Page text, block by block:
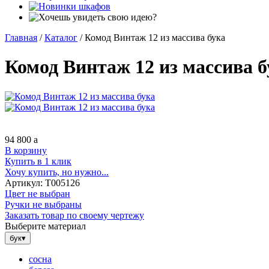
Главная / Каталог / Комод Винтаж 12 из массива бука
Комод Винтаж 12 из массива
94 800 a
В корзину
Купить в 1 клик
Хочу купить, но нужно...
Артикул: Т005126
Цвет не выбран
Ручки не выбраны
Заказать товар по своему чертежу
Выберите материал
бук▾
сосна